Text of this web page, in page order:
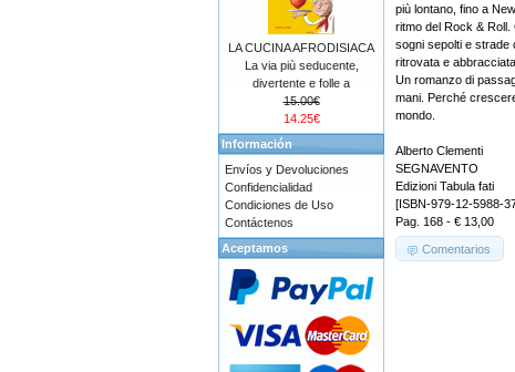
più lontano, fino a
ritmo del Rock &
sogni sepolti e strade
ritrovata e
Un romanzo di
mani. Perché
mondo.
Alberto Clementi
SEGNAVENTO
Edizioni Tabula fati
[ISBN-979-12-5988-
Pag. 168 - € 13,00
Comentarios
LA CUCINA AFRODISIACA
La via più seducente,
divertente e folle a
15.00€
14.25€
Información
Envíos y Devoluciones
Confidencialidad
Condiciones de Uso
Contáctenos
Aceptamos